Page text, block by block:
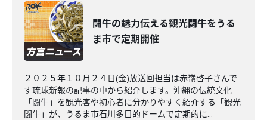
闘牛の魅力伝える観光闘牛をうる
ま市で定期開催
２０２５年１０月２４日(金)放送回担当は赤嶺啓子さんで
す琉球新報の記事の中から紹介します。沖縄の伝統文化
「闘牛」を観光客や初心者に分かりやすく紹介する「観光
闘牛」が、うるま市石川多目的ドームで定期的に...